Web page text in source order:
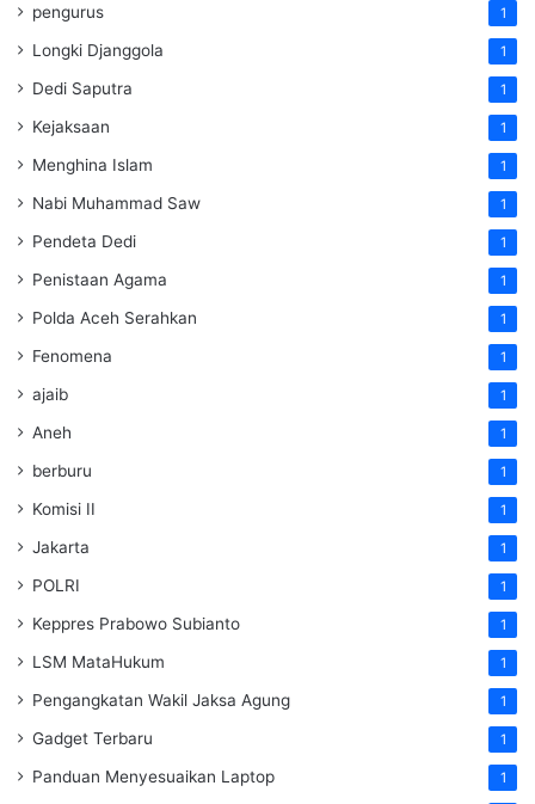
pengurus 1
Longki Djanggola 1
Dedi Saputra 1
Kejaksaan 1
Menghina Islam 1
Nabi Muhammad Saw 1
Pendeta Dedi 1
Penistaan Agama 1
Polda Aceh Serahkan 1
Fenomena 1
ajaib 1
Aneh 1
berburu 1
Komisi II 1
Jakarta 1
POLRI 1
Keppres Prabowo Subianto 1
LSM MataHukum 1
Pengangkatan Wakil Jaksa Agung 1
Gadget Terbaru 1
Panduan Menyesuaikan Laptop 1